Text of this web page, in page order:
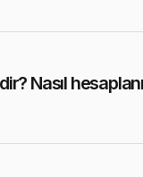
Nasıl